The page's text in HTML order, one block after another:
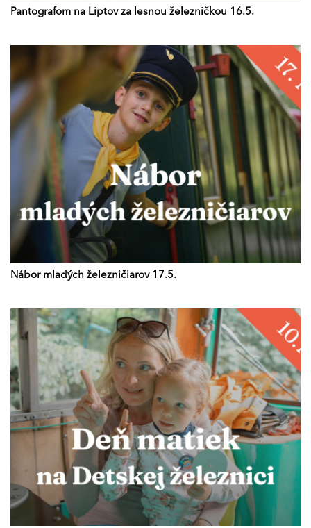
Pantografom na Liptov za lesnou železničkou 16.5.
Nábor mladých železničiarov 17.5.